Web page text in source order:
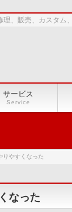
、販売、カスタ
サービス
Service
りやすくなった
なった